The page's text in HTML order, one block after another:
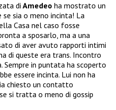
di Amedeo ha mostrato un
se sia o meno incinta! La
Casa nel caso fosse
a sposarlo, ma a una
di aver avuto rapporti intimi
di queste era trans. Incontro
Sempre in puntata ha scoperto
essere incinta. Lui non ha
chiesto un contatto
si tratta o meno di gossip